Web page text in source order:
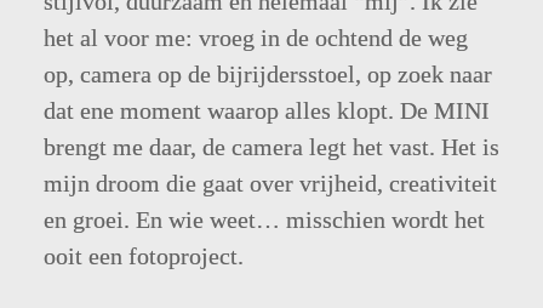
het al voor me: vroeg in de ochtend de weg
op, camera op de bijrijdersstoel, op zoek naar
dat ene moment waarop alles klopt. De MINI
brengt me daar, de camera legt het vast. Het is
mijn droom die gaat over vrijheid, creativiteit
en groei. En wie weet… misschien wordt het
ooit een fotoproject.